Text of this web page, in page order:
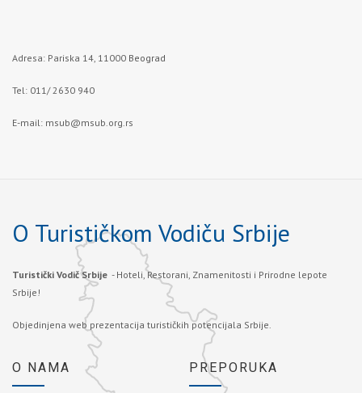
Adresa: Pariska 14, 11000 Beograd
Tel: 011/ 2630 940
E-mail: msub@msub.org.rs
O Turističkom Vodiču Srbije
Turistički Vodič Srbije - Hoteli, Restorani, Znamenitosti i Prirodne lepote
Srbije!
Objedinjena web prezentacija turističkih potencijala Srbije.
O NAMA PREPORUKA